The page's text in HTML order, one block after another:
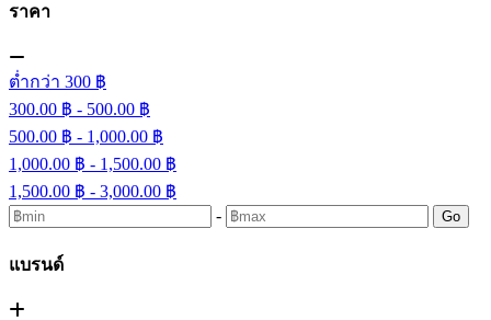
ราคา
ต่ำกว่า 300 ฿
300.00 ฿ - 500.00 ฿
500.00 ฿ - 1,000.00 ฿
1,000.00 ฿ - 1,500.00 ฿
1,500.00 ฿ - 3,000.00 ฿
-
Go
แบรนด์